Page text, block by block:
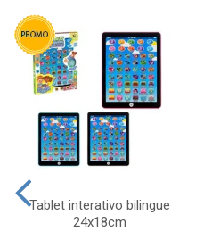
Tablet interativo bilingue
24x18cm